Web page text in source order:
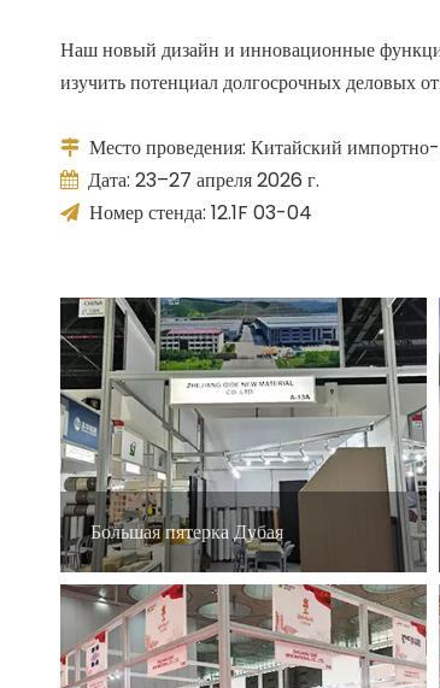
Наш новый дизайн и инновационные
изучить потенциал долгосрочных деловых
 Место проведения: Китайский
 Дата: 23–27 апреля 2026 г.
 Номер стенда: 12.1F 03-04
Большая пятерка Дубая